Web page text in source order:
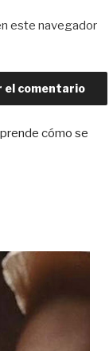
este navegador
cómo se